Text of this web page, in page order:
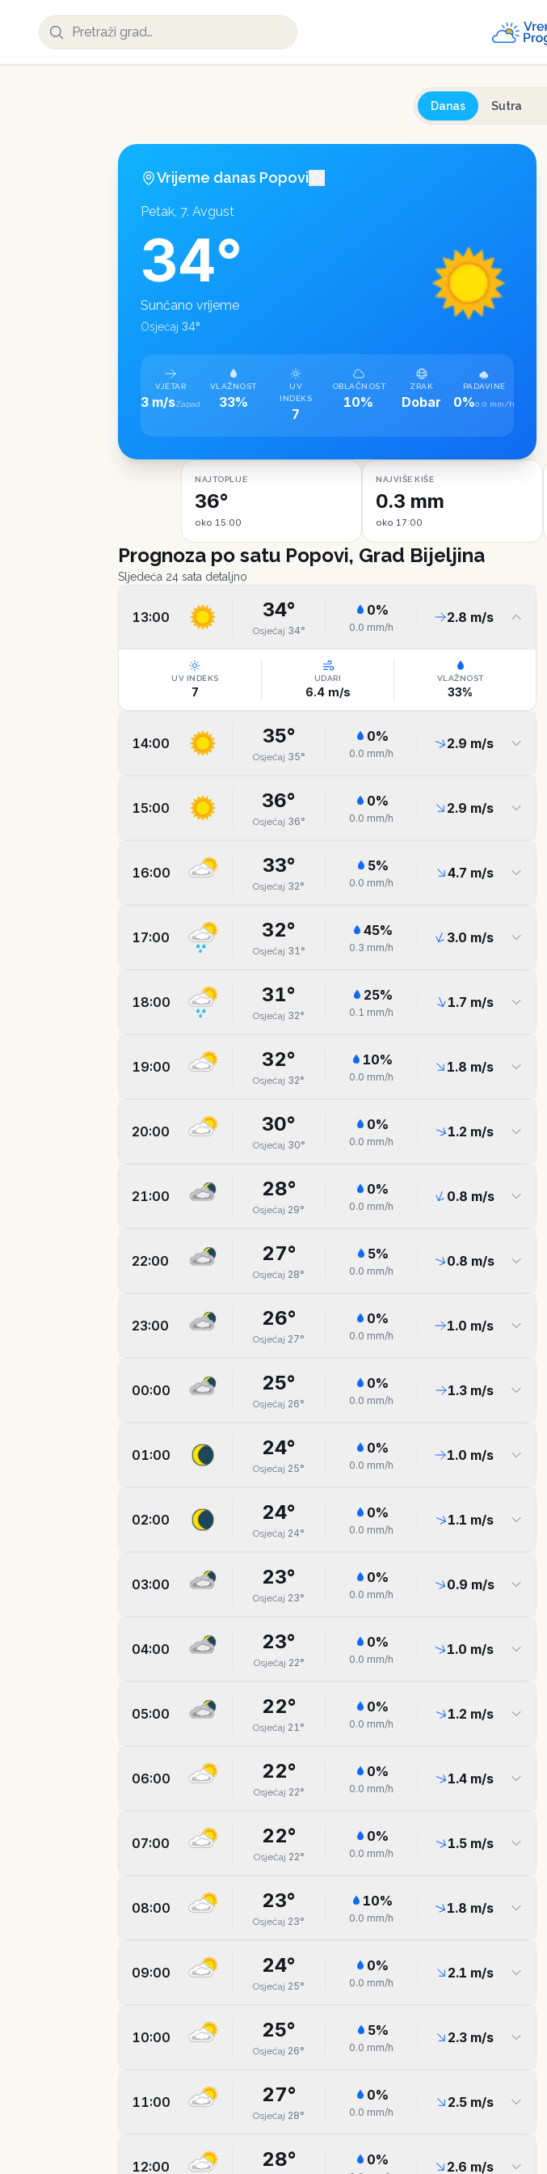
Danas Sutra
Vrijeme danas Popovi
Petak, 7. Avgust
34°
Sunčano vrijeme
Osjećaj 34°
VJETAR
3 m/sZapad
VLAŽNOST
33%
UV
INDEKS
7
OBLAČNOST
10%
ZRAK
Dobar
PADAVINE
0%0.0 mm/h
NAJTOPLIJE
36°
oko 15:00
NAJVIŠE KIŠE
0.3 mm
oko 17:00
Prognoza po satu Popovi, Grad Bijeljina
Sljedeća 24 sata detaljno
13:00 34°
Osjećaj 34°
0%
0.0 mm/h
2.8 m/s
UV INDEKS
7
UDARI
6.4m/s
VLAŽNOST
33%
14:00 35°
Osjećaj 35°
0%
0.0 mm/h
2.9 m/s
15:00 36°
Osjećaj 36°
0%
0.0 mm/h
2.9 m/s
16:00 33°
Osjećaj 32°
5%
0.0 mm/h
4.7 m/s
17:00 32°
Osjećaj 31°
45%
0.3 mm/h
3.0 m/s
18:00 31°
Osjećaj 32°
25%
0.1 mm/h
1.7 m/s
19:00 32°
Osjećaj 32°
10%
0.0 mm/h
1.8 m/s
20:00 30°
Osjećaj 30°
0%
0.0 mm/h
1.2 m/s
21:00 28°
Osjećaj 29°
0%
0.0 mm/h
0.8 m/s
22:00 27°
Osjećaj 28°
5%
0.0 mm/h
0.8 m/s
23:00 26°
Osjećaj 27°
0%
0.0 mm/h
1.0 m/s
00:00 25°
Osjećaj 26°
0%
0.0 mm/h
1.3m/s
01:00 24°
Osjećaj 25°
0%
0.0 mm/h
1.0 m/s
02:00 24°
Osjećaj 24°
0%
0.0 mm/h
1.1 m/s
03:00 23°
Osjećaj 23°
0%
0.0 mm/h
0.9 m/s
04:00 23°
Osjećaj 22°
0%
0.0 mm/h
1.0 m/s
05:00 22°
Osjećaj 21°
0%
0.0 mm/h
1.2 m/s
06:00 22°
Osjećaj 22°
0%
0.0 mm/h
1.4m/s
07:00 22°
Osjećaj 22°
0%
0.0 mm/h
1.5m/s
08:00 23°
Osjećaj 23°
10%
0.0 mm/h
1.8 m/s
09:00 24°
Osjećaj 25°
0%
0.0 mm/h
2.1 m/s
10:00 25°
Osjećaj 26°
5%
0.0 mm/h
2.3m/s
11:00 27°
Osjećaj 28°
0%
0.0 mm/h
2.5m/s
12:00 28° 0% 2.6 m/s